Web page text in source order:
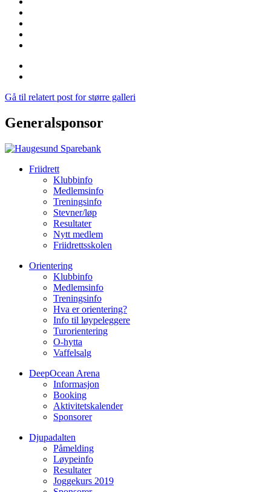
Gå til relatert post for større galleri
Generalsponsor
Friidrett
Klubbinfo
Medlemsinfo
Treningsinfo
Stevner/løp
Resultater
Nytt medlem
Friidrettsskolen
Orientering
Klubbinfo
Medlemsinfo
Treningsinfo
Hva er orientering?
Info til løypeleggere
Turorientering
O-hytta
Vaffelsalg
DeepOcean Arena
Informasjon
Booking
Aktivitetskalender
Sponsorer
Djupadalten
Påmelding
Løypeinfo
Resultater
Joggekurs 2019